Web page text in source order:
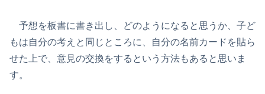
予想を板書に書き出し、どのようになると思うか、子ど
もは自分の考えと同じところに、自分の名前カードを貼ら
せた上で、意見の交換をするという方法もあると思いま
す。